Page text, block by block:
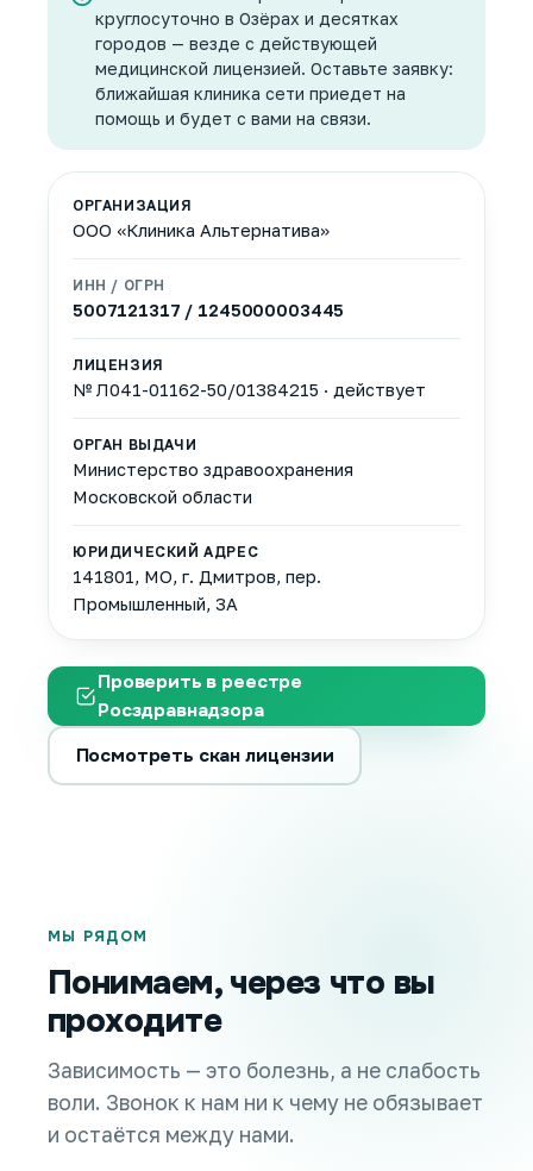
круглосуточно в Озёрах и десятках
городов — везде с действующей
медицинской лицензией. Оставьте заявку:
ближайшая клиника сети приедет на
помощь и будет с вами на связи.
ОРГАНИЗАЦИЯ
ООО «Клиника Альтернатива»
ИНН / ОГРН
5007121317 / 1245000003445
ЛИЦЕНЗИЯ
№ Л041-01162-50/01384215 · действует
ОРГАН ВЫДАЧИ
Министерство здравоохранения
Московской области
ЮРИДИЧЕСКИЙ АДРЕС
141801, МО, г. Дмитров, пер.
Промышленный, 3А
Проверить в реестре
Росздравнадзора
Посмотреть скан лицензии
МЫ РЯДОМ
Понимаем, через что вы
проходите
Зависимость — это болезнь, а не слабость
воли. Звонок к нам ни к чему не обязывает
и остаётся между нами.